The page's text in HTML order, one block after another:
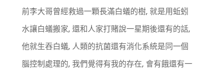
前李大哥曾經救過一顆長滿白蟻的樹, 就是用蚯蚓
水讓白蟻搬家, 還和人家打賭說一星期後還有的話,
他就生吞白蟻, 人類的抗菌還有消化系統是同一個
腦控制處理的, 我們覺得有我的存在, 會有餓還有一